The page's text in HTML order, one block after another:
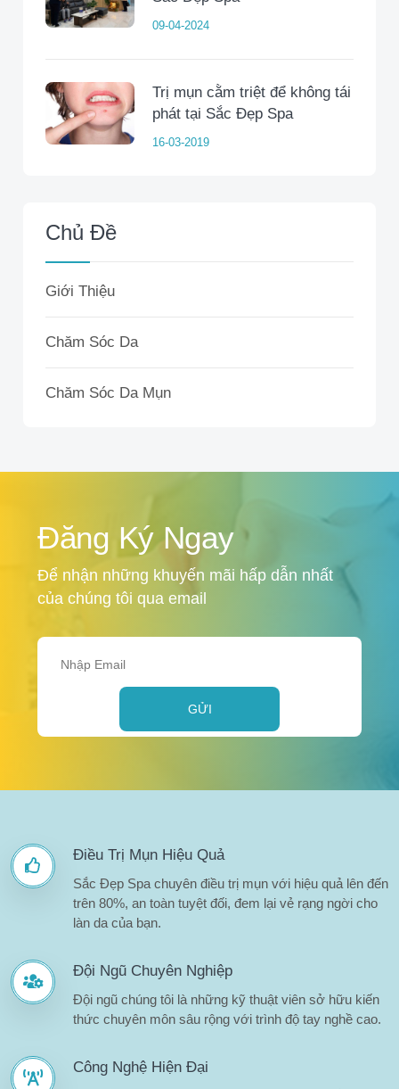
09-04-2024
Trị mụn cằm triệt để không tái
phát tại Sắc Đẹp Spa
16-03-2019
Chủ Đề
Giới Thiệu
Chăm Sóc Da
Chăm Sóc Da Mụn
Đăng Ký Ngay
Để nhận những khuyến mãi hấp dẫn nhất
của chúng tôi qua email
GỬI
Điều Trị Mụn Hiệu Quả
Sắc Đẹp Spa chuyên điều trị mụn với hiệu quả lên đến
trên 80%, an toàn tuyệt đối, đem lại vẻ rạng ngời cho
làn da của bạn.
Đội Ngũ Chuyên Nghiệp
Đội ngũ chúng tôi là những kỹ thuật viên sở hữu kiến
thức chuyên môn sâu rộng với trình độ tay nghề cao.
Công Nghệ Hiện Đại